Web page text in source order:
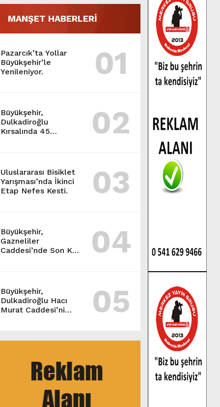
MANŞET HABERLERİ
Pazarcık’ta Yollar
Büyükşehir’le
Yenileniyor.
01
Büyükşehir,
Dulkadiroğlu
Kırsalında 45
02
Uluslararası Bisiklet
Yarışması’nda İkinci
Etap Nefes Kesti.
03
Büyükşehir,
Gazneliler
Caddesi’nde Son Kat
04
Büyükşehir,
Dulkadiroğlu Hacı
Murat Caddesi’ni
05